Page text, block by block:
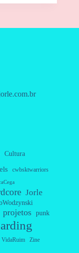
Cultura
cwbsktwarriors
Jorle
projetos punk
VidaRuim Zine